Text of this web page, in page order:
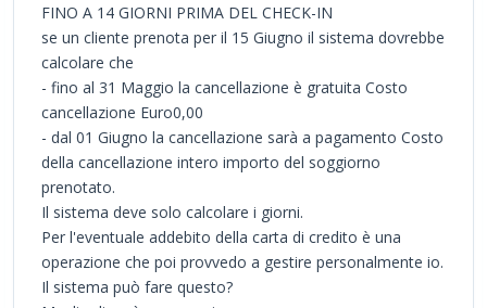
FINO A 14 GIORNI PRIMA DEL CHECK-IN
se un cliente prenota per il 15 Giugno il sistema dovrebbe
calcolare che
- fino al 31 Maggio la cancellazione è gratuita Costo
cancellazione Euro0,00
- dal 01 Giugno la cancellazione sarà a pagamento Costo
della cancellazione intero importo del soggiorno
prenotato.
Il sistema deve solo calcolare i giorni.
Per l'eventuale addebito della carta di credito è una
operazione che poi provvedo a gestire personalmente io.
Il sistema può fare questo?